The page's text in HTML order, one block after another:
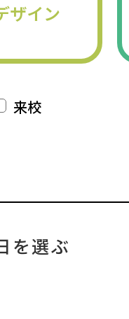
ザイン
来校
を選ぶ